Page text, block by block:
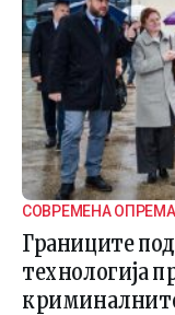
СОВРЕМЕНА
ГРАНИЧНАТА
Границите
технологија